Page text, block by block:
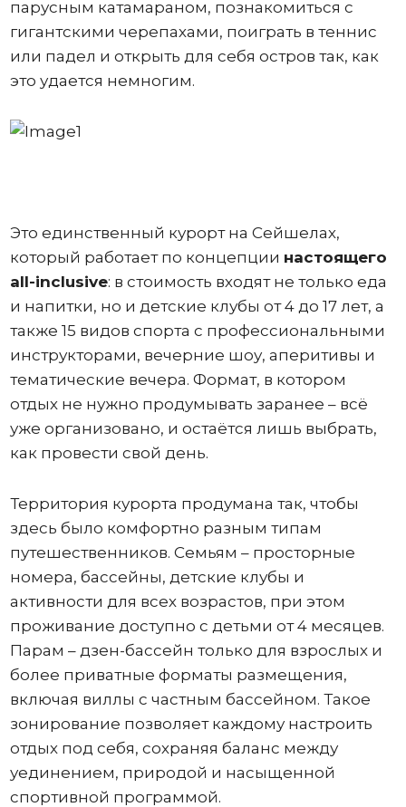
парусным катамараном, познакомиться с
гигантскими черепахами, поиграть в теннис
или падел и открыть для себя остров так, как
это удается немногим.
Это единственный курорт на Сейшелах,
который работает по концепции настоящего
all-inclusive: в стоимость входят не только еда
и напитки, но и детские клубы от 4 до 17 лет, а
также 15 видов спорта с профессиональными
инструкторами, вечерние шоу, аперитивы и
тематические вечера. Формат, в котором
отдых не нужно продумывать заранее – всё
уже организовано, и остаётся лишь выбрать,
как провести свой день.
Территория курорта продумана так, чтобы
здесь было комфортно разным типам
путешественников. Семьям – просторные
номера, бассейны, детские клубы и
активности для всех возрастов, при этом
проживание доступно с детьми от 4 месяцев.
Парам – дзен-бассейн только для взрослых и
более приватные форматы размещения,
включая виллы с частным бассейном. Такое
зонирование позволяет каждому настроить
отдых под себя, сохраняя баланс между
уединением, природой и насыщенной
спортивной программой.